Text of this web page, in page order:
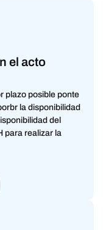
el acto
plazo posible ponte
la disponibilidad
del
para realizar la